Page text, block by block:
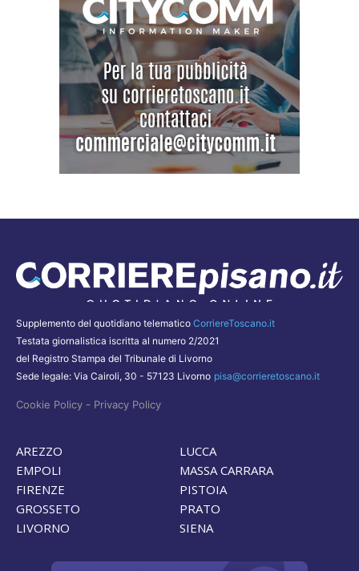
Supplemento del quotidiano telematico CorriereToscano.it
Testata giornalistica iscritta al numero 2/2021
del Registro Stampa del Tribunale di Livorno
Sede legale: Via Cairoli, 30 - 57123 Livorno pisa@corrieretoscano.it
Cookie Policy - Privacy Policy
AREZZO
EMPOLI
FIRENZE
GROSSETO
LIVORNO
LUCCA
MASSA CARRARA
PISTOIA
PRATO
SIENA